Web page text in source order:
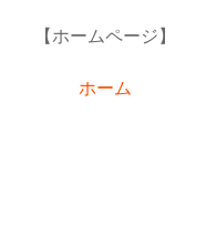
【ホームページ】
ホーム